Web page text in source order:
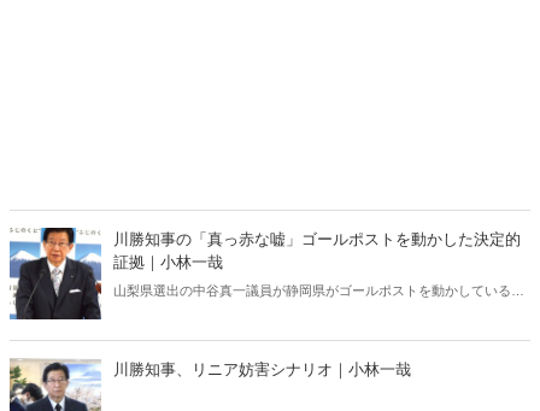
川勝知事の「真っ赤な嘘」ゴールポストを動かした決定的
証拠｜小林一哉
山梨県選出の中谷真一議員が静岡県がゴールポストを動かしていると
川勝知事、リニア妨害シナリオ｜小林一哉